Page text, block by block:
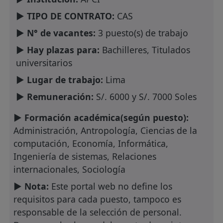
► TIPO DE CONTRATO: CAS
► N° de vacantes: 3 puesto(s) de trabajo
► Hay plazas para: Bachilleres, Titulados
universitarios
► Lugar de trabajo: Lima
► Remuneración: S/. 6000 y S/. 7000 Soles
► Formación académica(según puesto):
Administración, Antropología, Ciencias de la
computación, Economía, Informática,
Ingeniería de sistemas, Relaciones
internacionales, Sociología
► Nota: Este portal web no define los
requisitos para cada puesto, tampoco es
responsable de la selección de personal.